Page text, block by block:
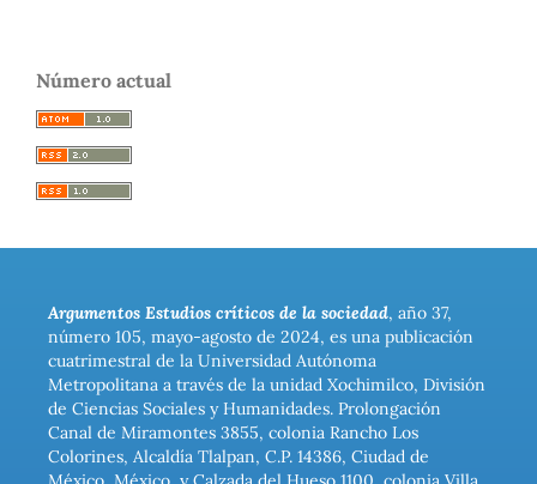
Número actual
Argumentos Estudios críticos de la sociedad, año 37,
número 105, mayo-agosto de 2024, es una publicación
cuatrimestral de la Universidad Autónoma
Metropolitana a través de la unidad Xochimilco, División
de Ciencias Sociales y Humanidades. Prolongación
Canal de Miramontes 3855, colonia Rancho Los
Colorines, Alcaldía Tlalpan, C.P. 14386, Ciudad de